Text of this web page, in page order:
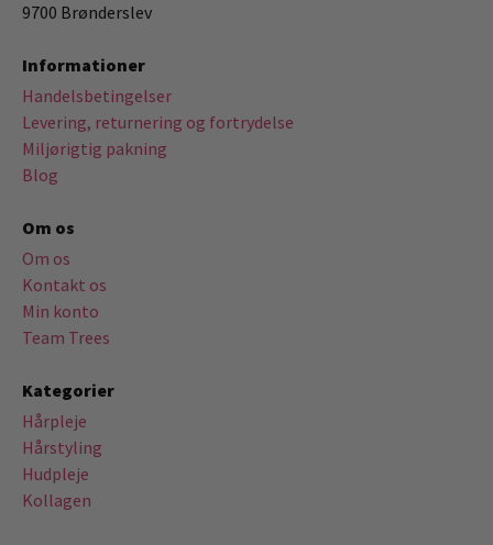
9700 Brønderslev
Informationer
Handelsbetingelser
Levering, returnering og fortrydelse
Miljørigtig pakning
Blog
Om os
Om os
Kontakt os
Min konto
Team Trees
Kategorier
Hårpleje
Hårstyling
Hudpleje
Kollagen